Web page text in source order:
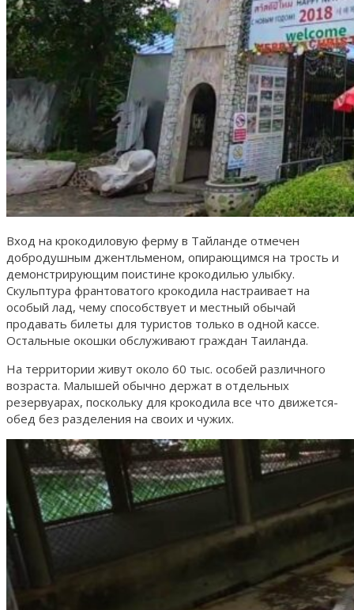
Вход на крокодиловую ферму в Тайланде отмечен
добродушным джентльменом, опирающимся на трость и
демонстрирующим поистине крокодилью улыбку.
Скульптура франтоватого крокодила настраивает на
особый лад, чему способствует и местный обычай
продавать билеты для туристов только в одной кассе.
Остальные окошки обслуживают граждан Таиланда.
На территории живут около 60 тыс. особей различного
возраста. Малышей обычно держат в отдельных
резервуарах, поскольку для крокодила все что движется-
обед без разделения на своих и чужих.